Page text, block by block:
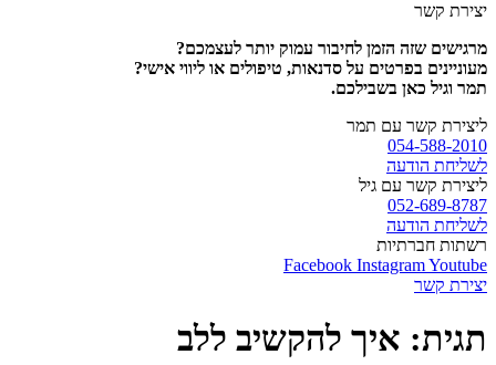
יצירת קשר
מרגישים שזה הזמן לחיבור עמוק יותר לעצמכם?
מעוניינים בפרטים על סדנאות, טיפולים או ליווי אישי?
תמר וגיל כאן בשבילכם.
ליצירת קשר עם תמר
054-588-2010
לשליחת הודעה
ליצירת קשר עם גיל
052-689-8787
לשליחת הודעה
רשתות חברתיות
Facebook InstagramYoutube
יצירת קשר
תגית: איך להקשיב ללב